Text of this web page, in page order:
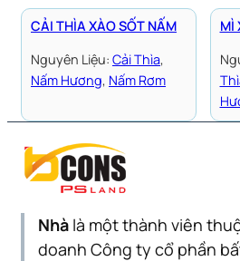
CẢI THÌA XÀO SỐT NẤM
Nguyên Liệu: Cải Thìa
Nấm Hương, Nấm Rơm
MÌ
Nhà là một thành viên
doanh Công ty cổ phần